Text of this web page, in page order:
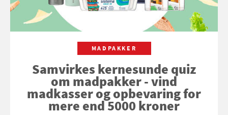
MADPAKKER
Samvirkes kernesunde quiz
om madpakker - vind
madkasser og opbevaring for
mere end 5000 kroner